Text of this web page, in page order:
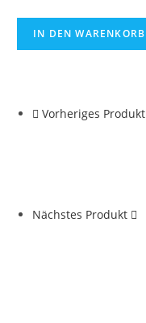
IN DEN WARENKORB
Vorheriges Produkt
Nächstes Produkt